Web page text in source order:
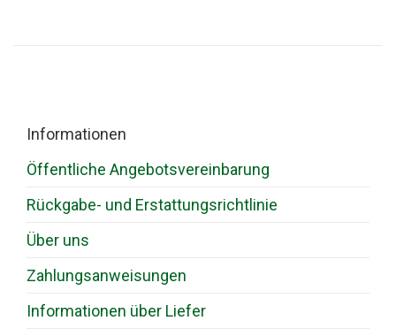
Informationen
Öffentliche Angebotsvereinbarung
Rückgabe- und Erstattungsrichtlinie
Über uns
Zahlungsanweisungen
Informationen über Liefer